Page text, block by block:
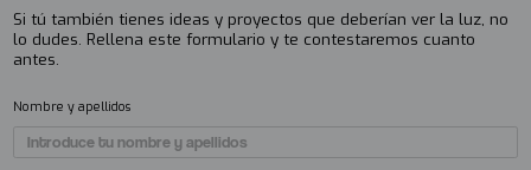
Si tú también tienes ideas y proyectos que deberían ver la luz, no
lo dudes. Rellena este formulario y te contestaremos cuanto
antes.
Nombre y apellidos